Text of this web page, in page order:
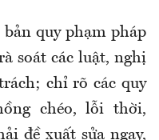
quy phạm pháp
soát các luật, nghị
chỉ rõ các quy
chéo, lỗi thời,
đề xuất sửa ngay,